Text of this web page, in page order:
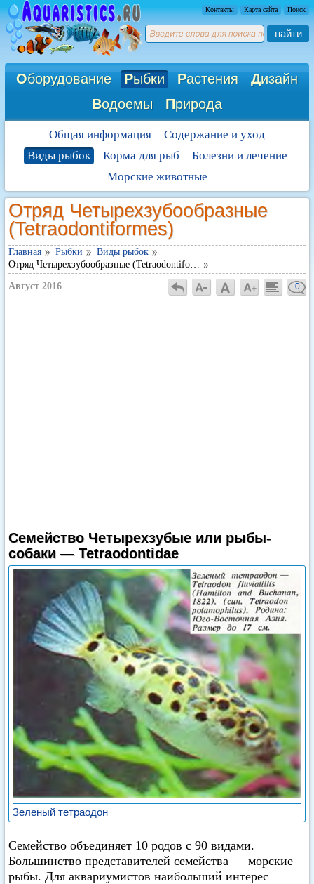
Контакты Карта сайта Поиск
найти
Оборудование Рыбки Растения Дизайн
Водоемы Природа
Общая информация
Содержание и уход
Виды рыбок
Корма для рыб
Болезни и лечение
Морские животные
Отряд Четырехзубообразные
(Tetraodontiformes)
Главная Рыбки
Виды рыбок
Отряд Четырехзубообразные (Tetraodontifo…
Август 2016 0
Семейство Четырехзубые или рыбы-
собаки — Tetraodontidae
Зеленый тетраодон
Семейство объединяет 10 родов с 90 видами.
Большинство представителей семейства — морские
рыбы. Для аквариумистов наибольший интерес